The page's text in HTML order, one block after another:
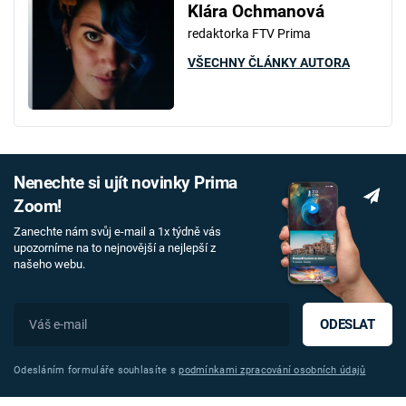
Klára Ochmanová
redaktorka FTV Prima
VŠECHNY ČLÁNKY AUTORA
Nenechte si ujít novinky Prima
Zoom!
Zanechte nám svůj e-mail a 1x týdně vás
upozorníme na to nejnovější a nejlepší z
našeho webu.
ODESLAT
Odesláním formuláře souhlasíte spodmínkami zpracování osobních údajů